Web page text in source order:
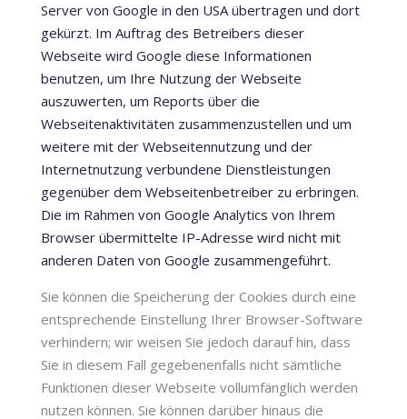
Server von Google in den USA übertragen und dort
gekürzt. Im Auftrag des Betreibers dieser
Webseite wird Google diese Informationen
benutzen, um Ihre Nutzung der Webseite
auszuwerten, um Reports über die
Webseitenaktivitäten zusammenzustellen und um
weitere mit der Webseitennutzung und der
Internetnutzung verbundene Dienstleistungen
gegenüber dem Webseitenbetreiber zu erbringen.
Die im Rahmen von Google Analytics von Ihrem
Browser übermittelte IP-Adresse wird nicht mit
anderen Daten von Google zusammengeführt.
Sie können die Speicherung der Cookies durch eine
entsprechende Einstellung Ihrer Browser-Software
verhindern; wir weisen Sie jedoch darauf hin, dass
Sie in diesem Fall gegebenenfalls nicht sämtliche
Funktionen dieser Webseite vollumfänglich werden
nutzen können. Sie können darüber hinaus die